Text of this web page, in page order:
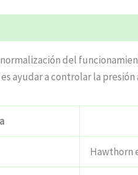
del
ayudar a controlar la
Hawthorn